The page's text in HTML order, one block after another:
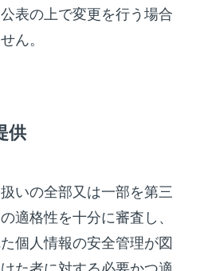
表の上で変更を行う場合
ん。
供
いの全部又は一部を第三
適格性を十分に審査し、
個人情報の安全管理が図